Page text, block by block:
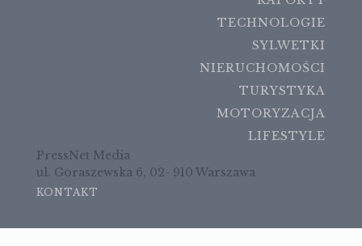
TECHNOLOGIE
SYLWETKI
NIERUCHOMOŚCI
TURYSTYKA
MOTORYZACJA
LIFESTYLE
PressNet Media
ul. Goraszewska 6, 02- 910 Warszawa
KONTAKT